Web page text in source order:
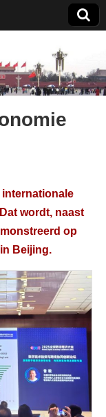
wordt, naast
op
Beijing.